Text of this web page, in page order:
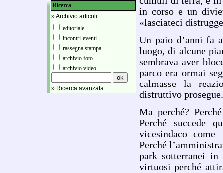
Ricerca
» Archivio articoli
editoriale
incontri-eventi
rassegna stampa
archivio foto
archivio video
» Ricerca avanzata
in corso e un
«lasciateci
Un paio d’anni fa
luogo, di alcune
sembrava aver
parco era ormai
calmasse la
distruttivo prosegue.
Ma perché?
Perché succede
vicesindaco come
Perché
park sotterranei in
virtuosi perché